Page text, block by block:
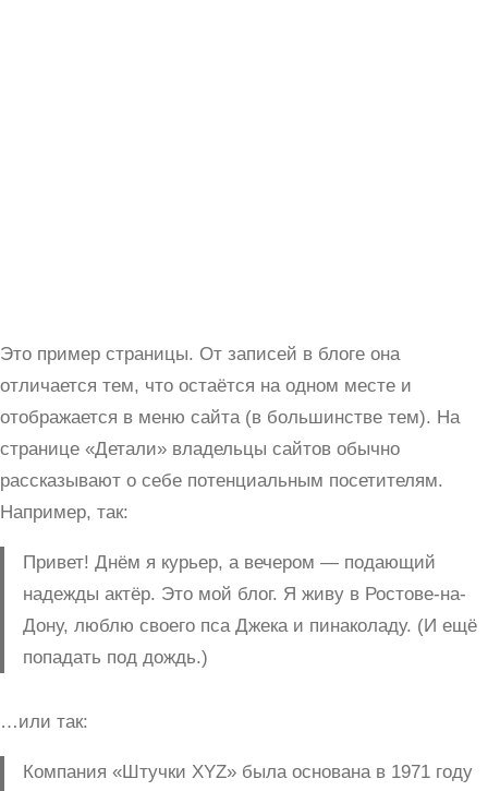
Это пример страницы. От записей в блоге она
отличается тем, что остаётся на одном месте и
отображается в меню сайта (в большинстве тем). На
странице «Детали» владельцы сайтов обычно
рассказывают о себе потенциальным посетителям.
Например, так:
Привет! Днём я курьер, а вечером — подающий
надежды актёр. Это мой блог. Я живу в Ростове-на-
Дону, люблю своего пса Джека и пинаколаду. (И ещё
попадать под дождь.)
…или так:
Компания «Штучки XYZ» была основана в 1971 году